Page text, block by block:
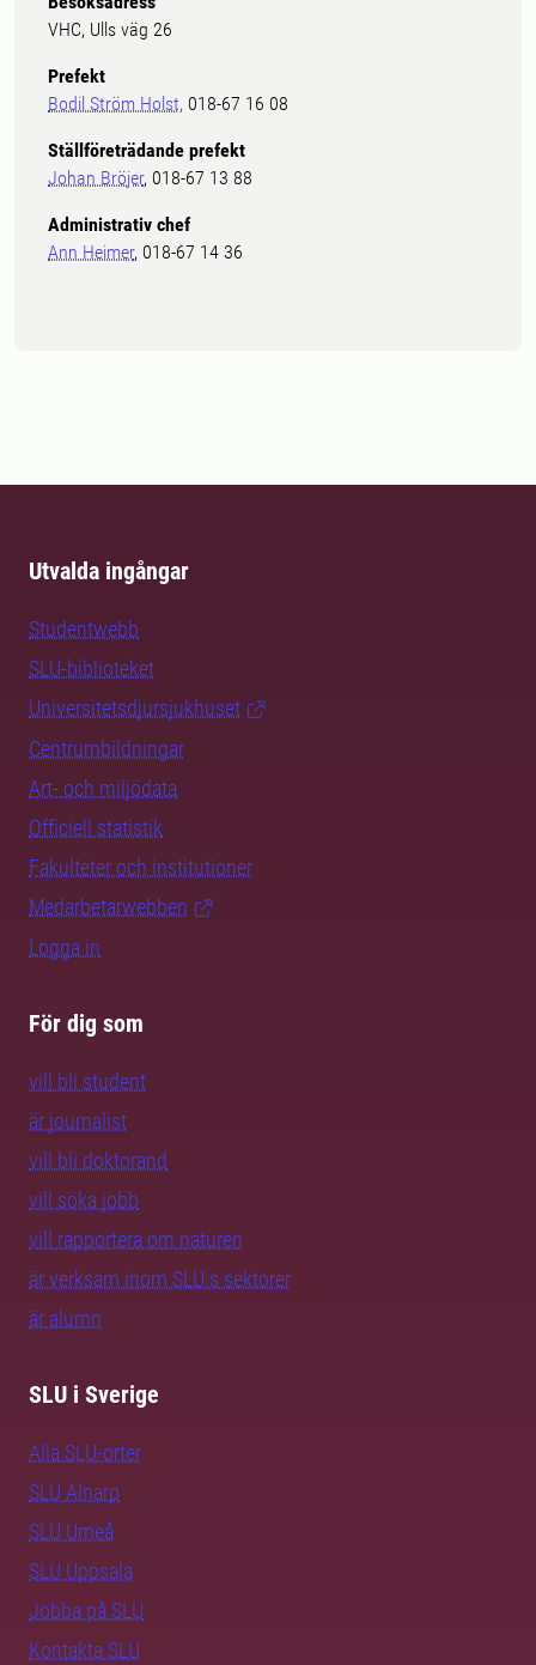
VHC, Ulls väg 26
Prefekt
Bodil Ström Holst, 018-67 16 08
Ställföreträdande prefekt
Johan Bröjer, 018-67 13 88
Administrativ chef
Ann Heimer, 018-67 14 36
Utvalda ingångar
Studentwebb
SLU-biblioteket
Universitetsdjursjukhuset
Centrumbildningar
Art- och miljödata
Officiell statistik
Fakulteter och institutioner
Medarbetarwebben
Logga in
För dig som
vill bli student
är journalist
vill bli doktorand
vill söka jobb
vill rapportera om naturen
är verksam inom SLU:s sektorer
är alumn
SLU i Sverige
Alla SLU-orter
SLU Alnarp
SLU Umeå
SLU Uppsala
Jobba på SLU
Kontakta SLU